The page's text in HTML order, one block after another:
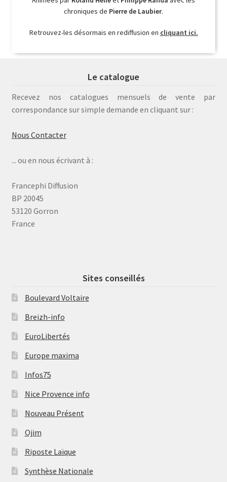
chroniques de Pierre de Laubier.
Retrouvez-les désormais en rediffusion en cliquant ici.
Le catalogue
Recevez nos catalogues mensuels de vente par
correspondance sur simple demande en cliquant sur :
Nous Contacter
... ou en nous écrivant à :
Francephi Diffusion
BP 20045
53120 Gorron
France
Sites conseillés
Boulevard Voltaire
Breizh-info
EuroLibertés
Europe maxima
Infos75
Nice Provence info
Nouveau Présent
Ojim
Riposte Laïque
Synthèse Nationale